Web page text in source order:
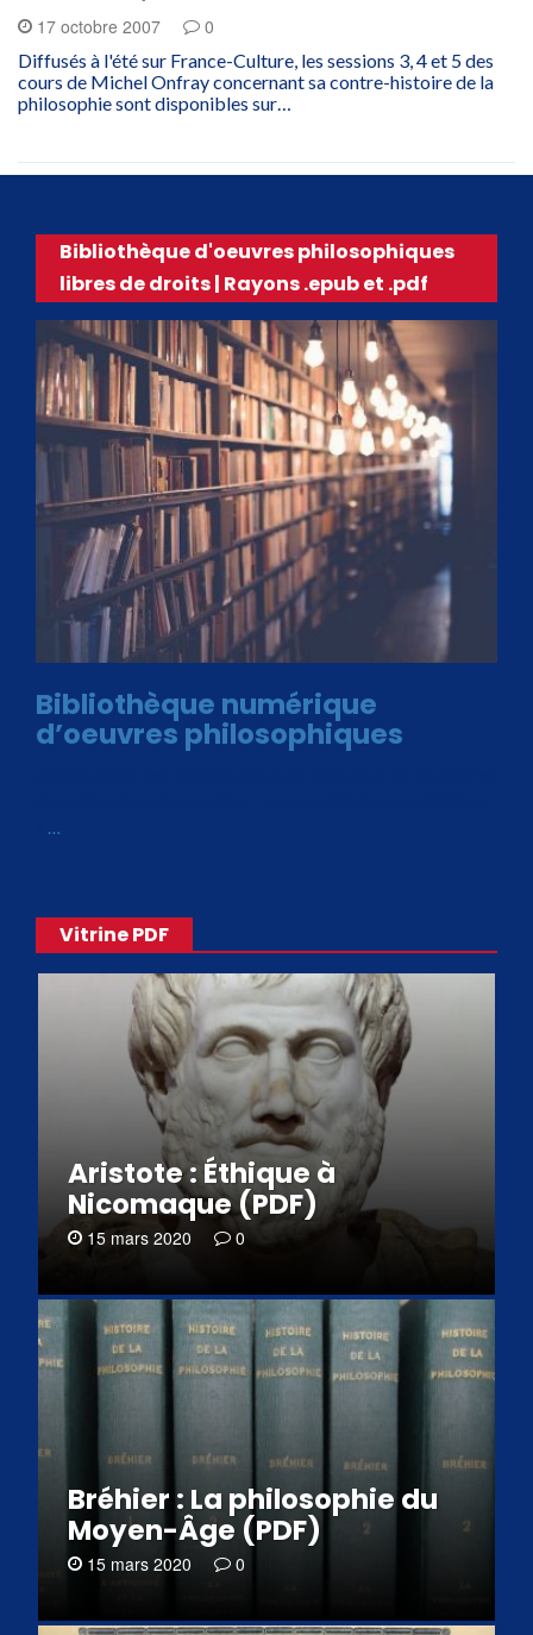
17 octobre 2007 0
Diffusés à l'été sur France-Culture, les sessions 3, 4 et 5 des
cours de Michel Onfray concernant sa contre-histoire de la
philosophie sont disponibles sur…
Bibliothèque d'oeuvres philosophiques
libres de droits | Rayons .epub et .pdf
Bibliothèque numérique
d’oeuvres philosophiques
…
Vitrine PDF
Aristote : Éthique à
Nicomaque (PDF)
15 mars 2020 0
Bréhier : La philosophie du
Moyen-Âge (PDF)
15 mars 2020 0